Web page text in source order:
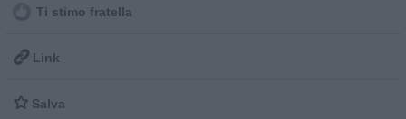
Ti stimo fratella
 Link
 Salva